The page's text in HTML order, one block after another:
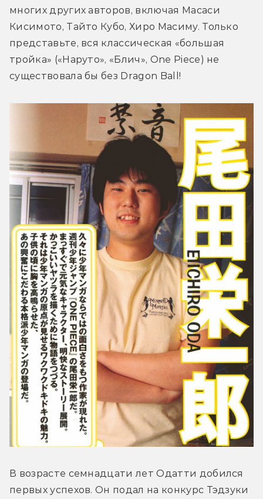
многих других авторов, включая Масаси
Кисимото, Тайто Кубо, Хиро Масиму. Только
представьте, вся классическая «большая
тройка» («Наруто», «Блич», One Piece) не
существовала бы без Dragon Ball!
В возрасте семнадцати лет Одатти добился
первых успехов. Он подал на конкурс Тэдзуки